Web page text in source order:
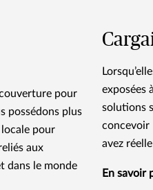
pour
possédons plus
locale pour
aux
dans le monde
exposées
solutions
concevoir
avez
En savoir